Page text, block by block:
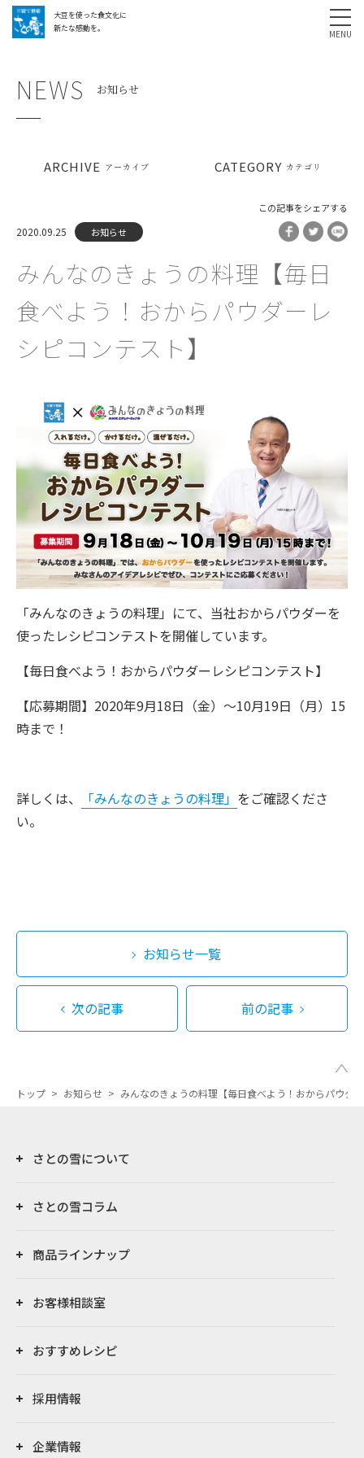
大豆を使った食文化に
新たな感動を。
採用情報
NEWS お知らせ
ARCHIVE アーカイブ CATEGORY カテゴリ
2020.09.25 お知らせ
この記事をシェアする
みんなのきょうの料理【毎日
食べよう！おからパウダーレ
シピコンテスト】
「みんなのきょうの料理」にて、当社おからパウダーを
使ったレシピコンテストを開催しています。
【毎日食べよう！おからパウダーレシピコンテスト】
【応募期間】2020年9月18日（金）～10月19日（月）15
時まで！
詳しくは、 「みんなのきょうの料理」 をご確認くださ
い。
お知らせ一覧
次の記事 前の記事
トップ > お知らせ > みんなのきょうの料理【毎日食べよう！おからパウダ
さとの雪について
さとの雪コラム
商品ラインナップ
お客様相談室
おすすめレシピ
採用情報
企業情報